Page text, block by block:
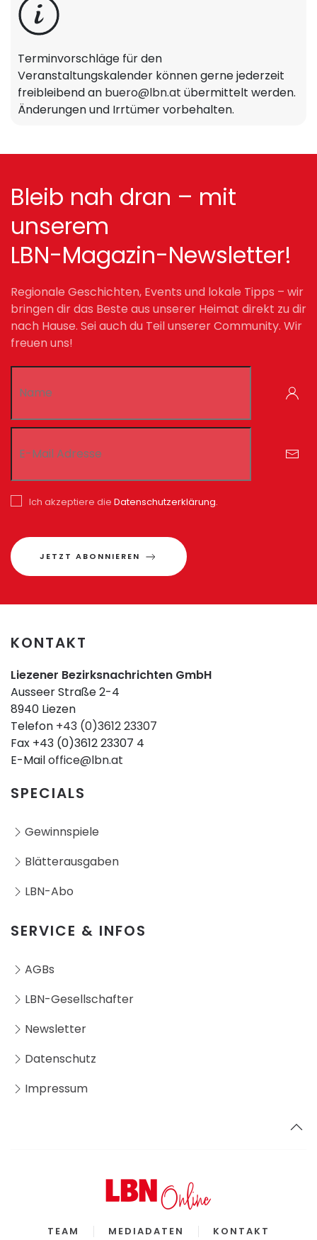
Terminvorschläge für den
Veranstaltungskalender können gerne jederzeit
freibleibend an buero@lbn.at übermittelt werden.
Änderungen und Irrtümer vorbehalten.
Bleib nah dran – mit
unserem
LBN-Magazin-Newsletter!
Regionale Geschichten, Events und lokale Tipps – wir
bringen dir das Beste aus unserer Heimat direkt zu dir
nach Hause. Sei auch du Teil unserer Community. Wir
freuen uns!
Ich akzeptiere die Datenschutzerklärung.
JETZT ABONNIEREN
KONTAKT
Liezener Bezirksnachrichten GmbH
Ausseer Straße 2-4
8940 Liezen
Telefon +43 (0)3612 23307
Fax +43 (0)3612 23307 4
E-Mailoffice@lbn.at
SPECIALS
Gewinnspiele
Blätterausgaben
LBN-Abo
SERVICE & INFOS
AGBs
LBN-Gesellschafter
Newsletter
Datenschutz
Impressum
TEAM MEDIADATEN KONTAKT